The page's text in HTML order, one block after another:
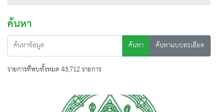
ค้นหา
ค้นหา
ค้นหาแบบละเอียด
รายการที่พบทั้งหมด 43,712 รายการ